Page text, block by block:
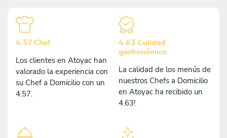
4.57 Chef
Los clientes en Atoyac han
valorado la experiencia con
su Chef a Domicilio con un
4.57.
4.63 Calidad
gastronómica
La calidad de los menús de
nuestros Chefs a Domicilio
en Atoyac ha recibido un
4.63!